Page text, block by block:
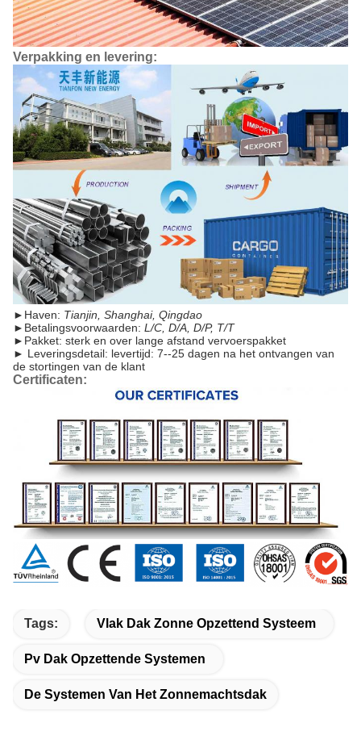
Verpakking en levering:
► Haven: Tianjin, Shanghai, Qingdao
► Betalingsvoorwaarden: L/C, D/A, D/P, T/T
► Pakket: sterk en over lange afstand vervoerspakket
► Leveringsdetail: levertijd: 7--25 dagen na het ontvangen van
de stortingen van de klant
Certificaten:
Tags: Vlak Dak Zonne Opzettend Systeem
Pv Dak Opzettende Systemen
De Systemen Van Het Zonnemachtsdak